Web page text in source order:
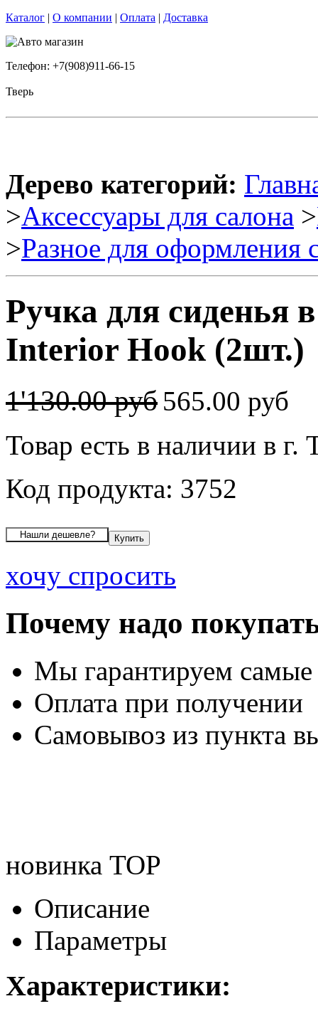
Каталог | О компании | Оплата | Доставка
Телефон: +7(908)911-66-15
Тверь
Дерево категорий:
>Аксессуары для салона >
>Разное для оформления
Ручка для сиденья
Interior Hook (2шт.)
1'130.00 руб 565.00 руб
Товар есть в наличии в г.
Код продукта: 3752
хочу спросить
Почему надо
Мы гарантируем
Оплата при получении
Самовывоз из пункта
новинка TOP
Описание
Параметры
Характеристики: